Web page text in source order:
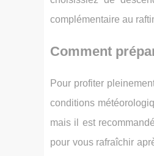
complémentaire au
Comment
Pour profiter
conditions
mais il est
pour vous rafraîchir